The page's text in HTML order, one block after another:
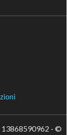
13868590962 - ©